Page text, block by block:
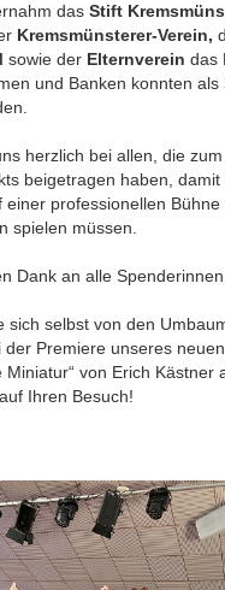
das Stift
Kremsmünsterer-Verein,
sowie der Elternverein das
und Banken konnten als
herzlich bei allen, die
beigetragen haben,
einer professionellen
spielen müssen.
Dank an alle
sich selbst von den
Premiere unseres
von Erich Kästner
Ihren Besuch!